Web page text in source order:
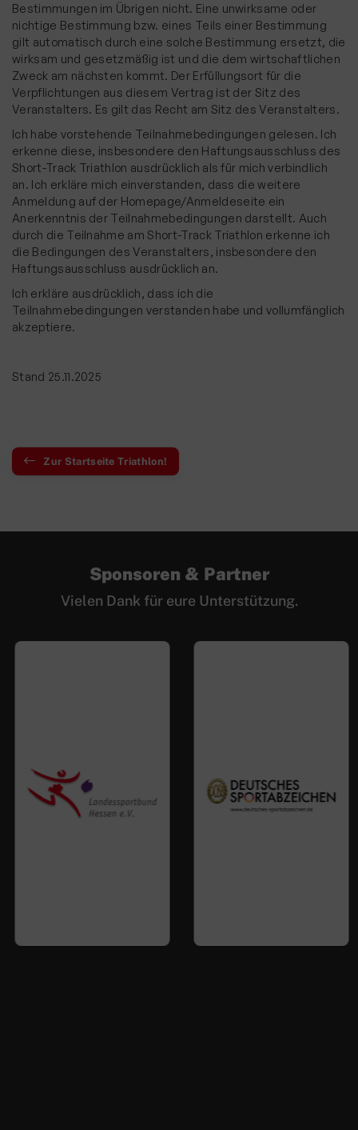
Bestimmungen im Übrigen nicht. Eine unwirksame oder
nichtige Bestimmung bzw. eines Teils einer Bestimmung
gilt automatisch durch eine solche Bestimmung ersetzt, die
wirksam und gesetzmäßig ist und die dem wirtschaftlichen
Zweck am nächsten kommt. Der Erfüllungsort für die
Verpflichtungen aus diesem Vertrag ist der Sitz des
Veranstalters. Es gilt das Recht am Sitz des Veranstalters.
Ich habe vorstehende Teilnahmebedingungen gelesen. Ich
erkenne diese, insbesondere den Haftungsausschluss des
Short-Track Triathlon ausdrücklich als für mich verbindlich
an. Ich erkläre mich einverstanden, dass die weitere
Anmeldung auf der Homepage/Anmeldeseite ein
Anerkenntnis der Teilnahmebedingungen darstellt. Auch
durch die Teilnahme am Short-Track Triathlon erkenne ich
die Bedingungen des Veranstalters, insbesondere den
Haftungsausschluss ausdrücklich an.
Ich erkläre ausdrücklich, dass ich die
Teilnahmebedingungen verstanden habe und vollumfänglich
akzeptiere.
Stand 25.11.2025
Zur Startseite Triathlon!
Sponsoren & Partner
Vielen Dank für eure Unterstützung.